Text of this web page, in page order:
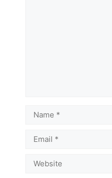
Name
Email
Website